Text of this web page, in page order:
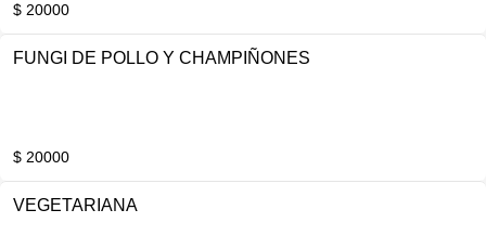
$ 20000
FUNGI DE POLLO Y CHAMPIÑONES
$ 20000
VEGETARIANA